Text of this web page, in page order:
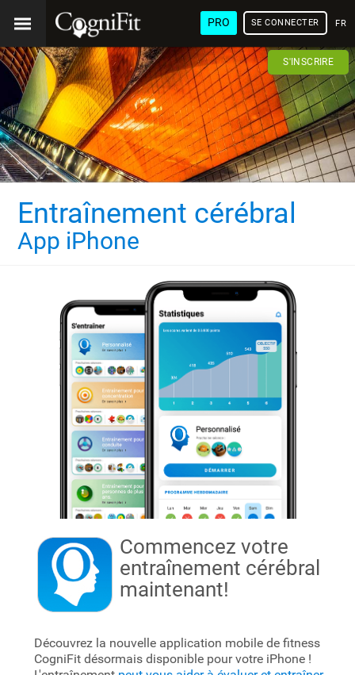
PRO SE CONNECTER
S'INSCRIRE
Entraînement cérébral
App iPhone
Commencez votre
entraînement cérébral
maintenant!
Découvrez la nouvelle application mobile de fitness
CogniFit désormais disponible pour votre iPhone !